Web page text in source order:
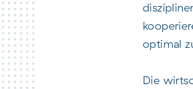
optimal
Die